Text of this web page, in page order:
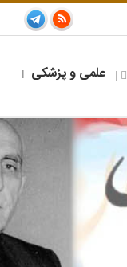
علمی و پزشکی